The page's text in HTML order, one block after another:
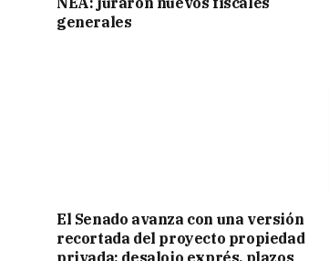
generales
El Senado avanza con una versión
recortada del proyecto propiedad